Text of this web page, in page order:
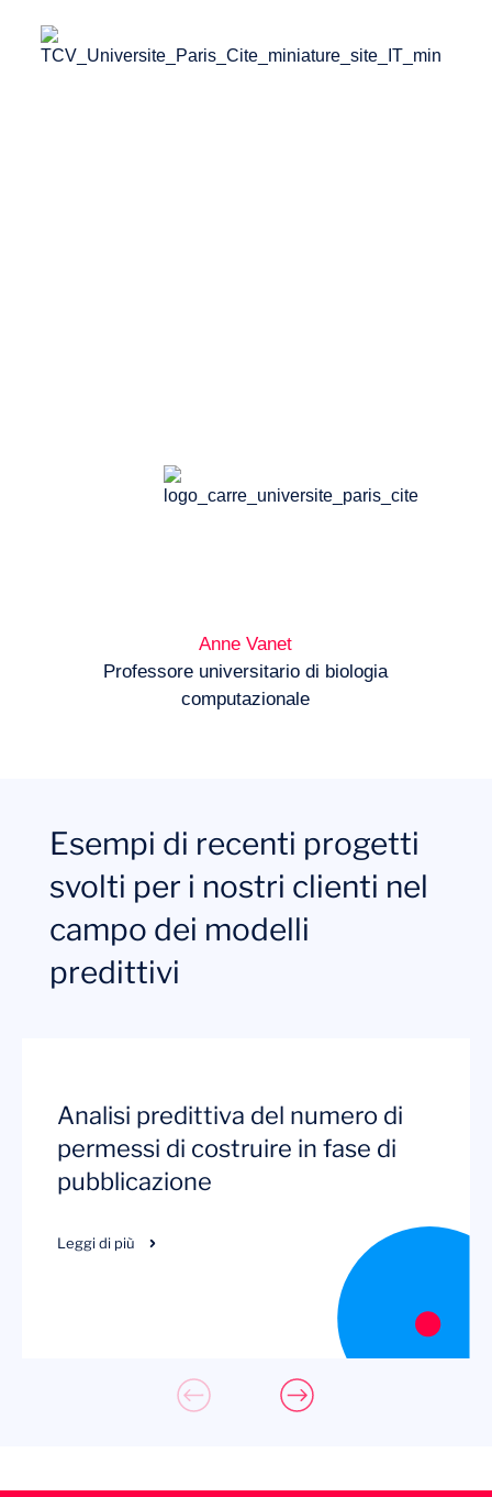
Anne Vanet
Professore universitario di biologia
computazionale
Esempi di recenti progetti
svolti per i nostri clienti nel
campo dei modelli
predittivi
Analisi predittiva del numero di
permessi di costruire in fase di
pubblicazione
Leggi di più